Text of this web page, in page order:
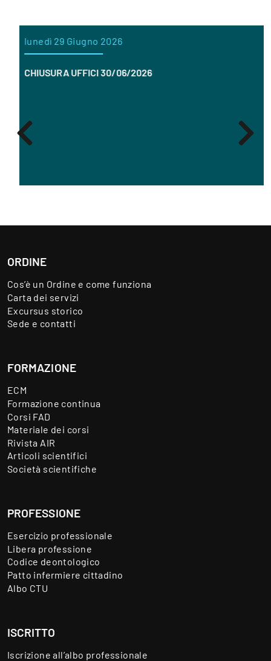
lunedì 29 Giugno 2026
CHIUSURA UFFICI 30/06/2026
ORDINE
Cos’è un Ordine e come funziona
Carta dei servizi
Excursus storico
Sede e contatti
FORMAZIONE
ECM
Formazione continua
Corsi FAD
Materiale dei corsi
Rivista AIR
Articoli scientifici
Società scientifiche
PROFESSIONE
Esercizio professionale
Libera professione
Codice deontologico
Patto infermiere cittadino
Albo CTU
ISCRITTO
Iscrizione all’albo professionale